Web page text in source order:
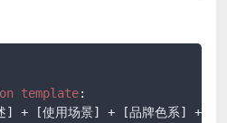
template
] + [使用场景] + [品牌色系] +